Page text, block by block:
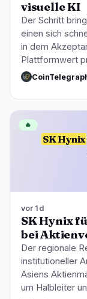
visuelle KI
Der Schritt
einen sich
in dem
Plattformwert
SK Hynix
🔥
vor 1d
SK Hynix
bei
Der regionale
institutioneller
Asiens
um Halbleiter